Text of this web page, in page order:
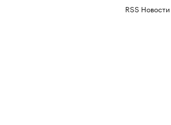
RSS Новости